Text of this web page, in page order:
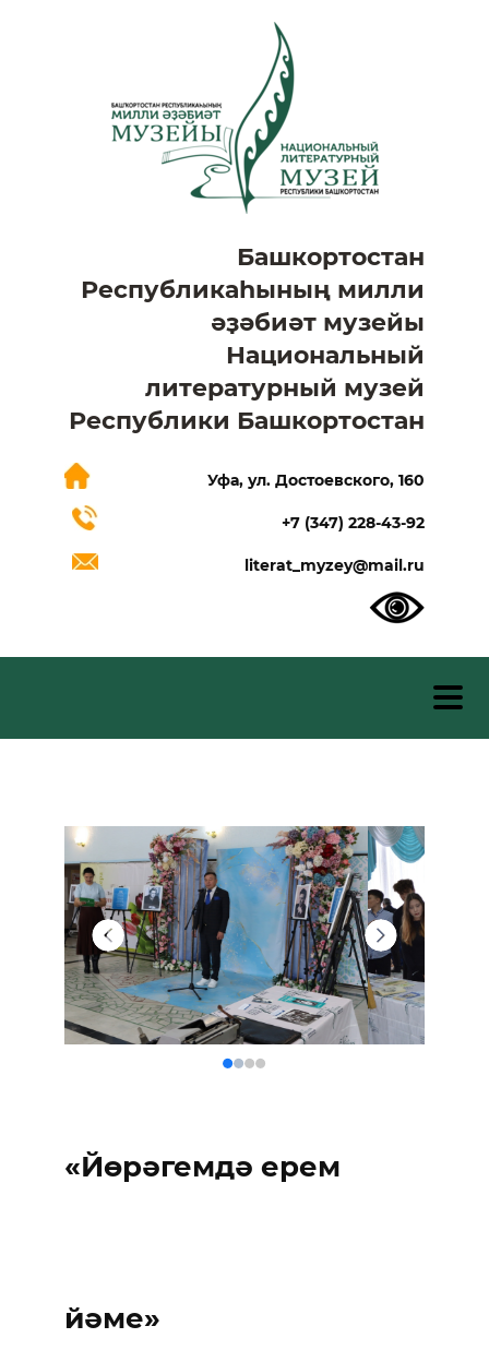
Башкортостан
Республикаһының милли
әҙәбиәт музейы
Национальный
литературный музей
Республики Башкортостан
Уфа, ул. Достоевского, 160
+7 (347) 228-43-92
literat_myzey@mail.ru
«Йөрәгемдә ерем
йәме»